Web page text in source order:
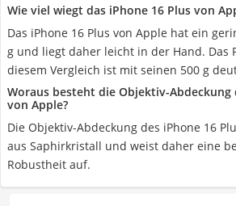
Wie viel wiegt das iPhone 16 Plus von
Das iPhone 16 Plus von Apple hat ein
g und liegt daher leicht in der Hand. Das
diesem Vergleich ist mit seinen 500 g
Woraus besteht die Objektiv-Abdeckung
von Apple?
Die Objektiv-Abdeckung des iPhone 16
aus Saphirkristall und weist daher eine
Robustheit auf.